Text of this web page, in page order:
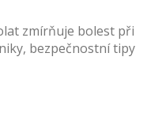
zmírňuje bolest při
bezpečnostní tipy